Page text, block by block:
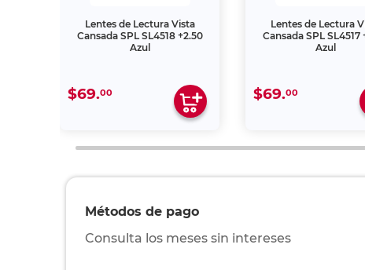
Lentes de Lectura Vista
Cansada SPL SL4518 +2.50
Azul
$69.00
Lentes de Lectura
Cansada SPL SL4517
Azul
$69.00
Métodos de pago
Consulta los meses sin intereses